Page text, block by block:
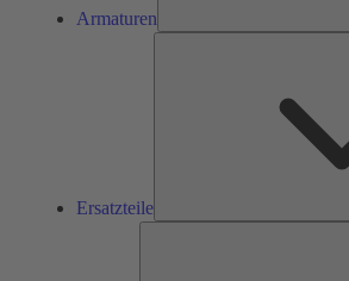
Armaturen
Ersatzteile